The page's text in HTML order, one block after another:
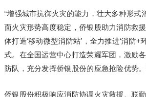
“增强城市抗御火灾的能力，壮大多种形式
面火灾形势高度稳定，侨银股助力消防救
体打造‘移动微型消防站’，全力推进‘消防+
式。在全国运营中心打造荣耀军团，激励
防队，充分发挥侨银股份的应急抢险优势
侨银股份积极响应消防协调火灾救援、联